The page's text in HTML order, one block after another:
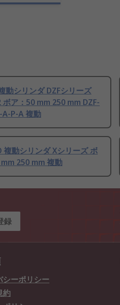
動シリンダ DZFシリーズ
ボア：50 mm 250 mm DZF-
P-A 複動
複動シリンダ Xシリーズ ボ
250 mm 複動
録
シーポリシー
約